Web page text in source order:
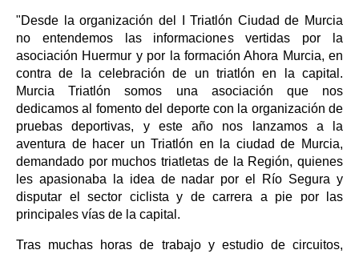
"Desde la organización del I Triatlón Ciudad de Murcia
no entendemos las informaciones vertidas por la
asociación Huermur y por la formación Ahora Murcia, en
contra de la celebración de un triatlón en la capital.
Murcia Triatlón somos una asociación que nos
dedicamos al fomento del deporte con la organización de
pruebas deportivas, y este año nos lanzamos a la
aventura de hacer un Triatlón en la ciudad de Murcia,
demandado por muchos triatletas de la Región, quienes
les apasionaba la idea de nadar por el Río Segura y
disputar el sector ciclista y de carrera a pie por las
principales vías de la capital.
Tras muchas horas de trabajo y estudio de circuitos,